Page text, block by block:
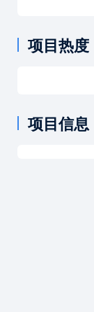
项目热度
项目信息